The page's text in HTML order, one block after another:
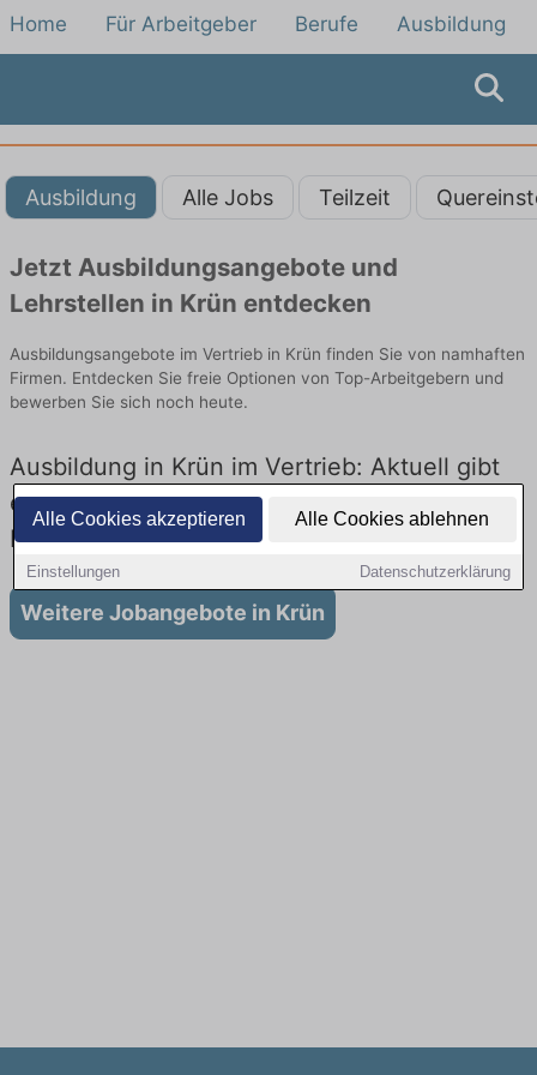
Alle Cookies akzeptieren Alle Cookies ablehnen
Einstellungen Datenschutzerklärung
Home Für Arbeitgeber Berufe Ausbildung
Ausbildung Alle Jobs Teilzeit
Jetzt Ausbildungsangebote und
Lehrstellen in Krün entdecken
Ausbildungsangebote im Vertrieb in Krün finden Sie von namhaften
Firmen. Entdecken Sie freie Optionen von Top-Arbeitgebern und
bewerben Sie sich noch heute.
Ausbildung in Krün im Vertrieb: Aktuell gibt
es keine Stellenangebote für Ausbildung in
Krün
Weitere Jobangebote in Krün